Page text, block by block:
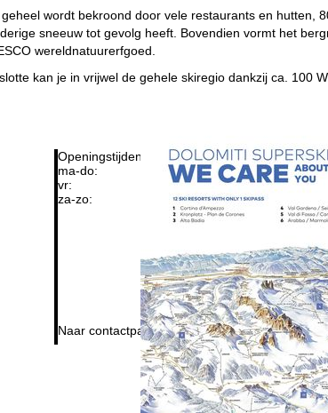
Openingstijden
ma-do:
09:00-17:00
vr:
09:00-14:00
za-zo:
gesloten
Naar contactpagina
Advies
geheel wordt bekroond door vele restaurants en hutten,
sneeuw tot gevolg heeft. Bovendien vormt het
wereldnatuurerfgoed.
kan je in vrijwel de gehele skiregio dankzij ca. 100